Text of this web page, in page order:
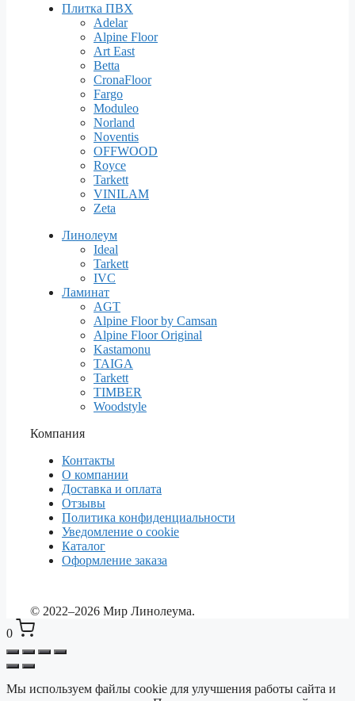
Плитка ПВХ
Adelar
Alpine Floor
Art East
Betta
CronaFloor
Fargo
Moduleo
Norland
Noventis
OFFWOOD
Royce
Tarkett
VINILAM
Zeta
Линолеум
Ideal
Tarkett
IVC
Ламинат
AGT
Alpine Floor by Camsan
Alpine Floor Original
Kastamonu
TAIGA
Tarkett
TIMBER
Woodstyle
Компания
Контакты
О компании
Доставка и оплата
Отзывы
Политика конфиденциальности
Уведомление о cookie
Каталог
Оформление заказа
© 2022–2026 Мир Линолеума.
0
Выберите ваш город ✕
Мы используем файлы cookie для улучшения работы сайта и